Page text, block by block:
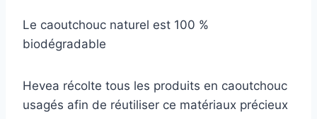
Le caoutchouc naturel est 100 %
biodégradable
Hevea récolte tous les produits en caoutchouc
usagés afin de réutiliser ce matériaux précieux